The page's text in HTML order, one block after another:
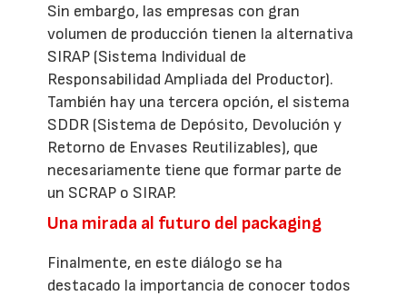
Sin embargo, las empresas con gran
volumen de producción tienen la alternativa
SIRAP (Sistema Individual de
Responsabilidad Ampliada del Productor).
También hay una tercera opción, el sistema
SDDR (Sistema de Depósito, Devolución y
Retorno de Envases Reutilizables), que
necesariamente tiene que formar parte de
un SCRAP o SIRAP.
Una mirada al futuro del packaging
Finalmente, en este diálogo se ha
destacado la importancia de conocer todos